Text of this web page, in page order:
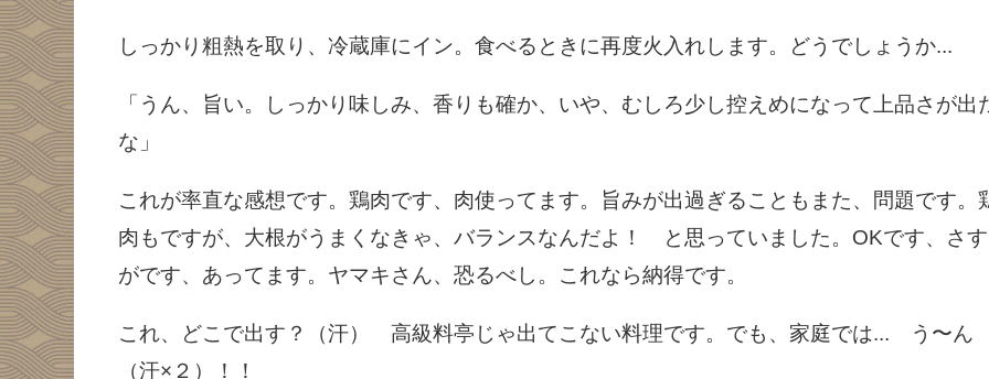
しっかり粗熱を取り、冷蔵庫にイン。食べるときに再度火入れします。どうでしょうか...
「うん、旨い。しっかり味しみ、香りも確か、いや、むしろ少し控えめになって上品さが出
な」
これが率直な感想です。鶏肉です、肉使ってます。旨みが出過ぎることもまた、問題です。
肉もですが、大根がうまくなきゃ、バランスなんだよ！ と思っていました。OKです、さす
がです、あってます。ヤマキさん、恐るべし。これなら納得です。
これ、どこで出す？（汗） 高級料亭じゃ出てこない料理です。でも、家庭では... う〜ん
（汗×２）！！